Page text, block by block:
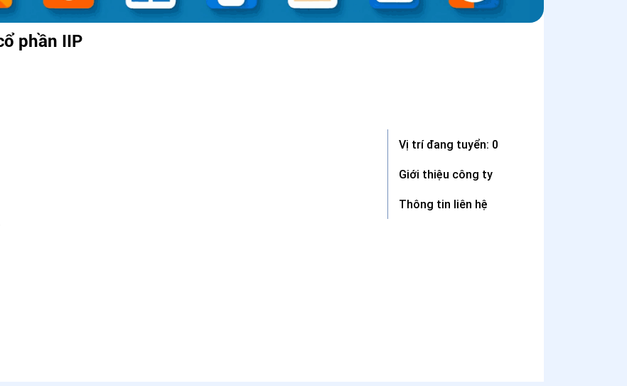
phần IIP
Vị trí đang tuyển: 0
Giới thiệu công ty
Thông tin liên hệ